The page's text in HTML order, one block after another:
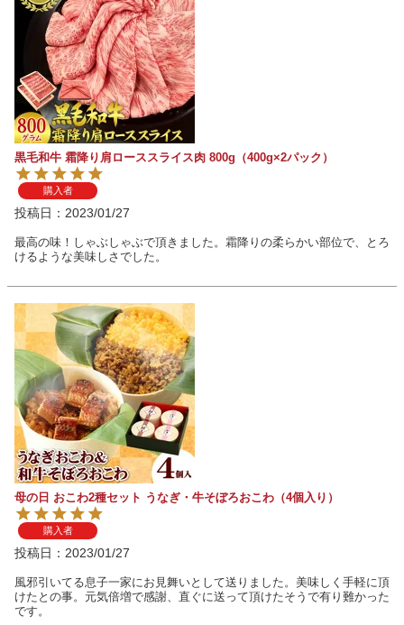
黒毛和牛 霜降り肩ローススライス肉 800g（400g×2パック）
購入者
投稿日 2023/01/27
最高の味！しゃぶしゃぶで頂きました。霜降りの柔らかい部位で、とろ
けるような美味しさでした。
母の日 おこわ2種セット うなぎ・牛そぼろおこわ（4個入り）
購入者
投稿日 2023/01/27
風邪引いてる息子一家にお見舞いとして送りました。美味しく手軽に頂
けたとの事。元気倍増で感謝、直ぐに送って頂けたそうで有り難かった
です。